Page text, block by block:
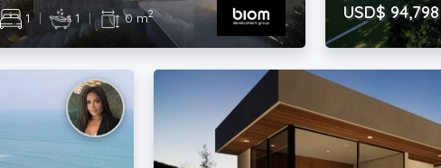
1 | 1 | 0 m2
USD$ 94,798